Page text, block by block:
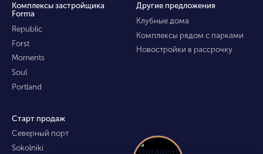
Комплексы застройщика
Forma
Republic
Forst
Moments
Soul
Portland
Другие предложения
Клубные дома
Комплексы рядом с парками
Новостройки в рассрочку
Старт продаж
Северный порт
Sokolniki